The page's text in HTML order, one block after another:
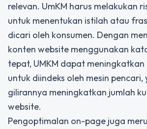
relevan. UmKM harus melakukan
untuk menentukan istilah atau
dicari oleh konsumen. Dengan
konten website menggunakan
tepat, UMKM dapat
untuk diindeks oleh mesin pencari,
gilirannya meningkatkan jumlah
website.
Pengoptimalan on-page juga